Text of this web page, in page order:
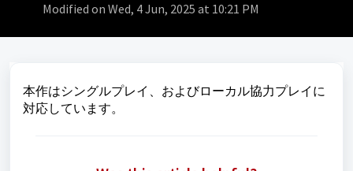
Modified on Wed, 4 Jun, 2025 at 10:21 PM
本作はシングルプレイ、およびローカル協力プレイに
対応しています。